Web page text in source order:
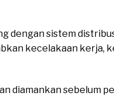
dengan sistem
kecelakaan kerja,
diamankan sebelum